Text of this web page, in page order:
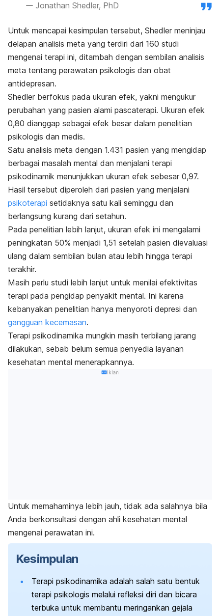
Jonathan Shedler, PhD
Untuk mencapai kesimpulan tersebut, Shedler meninjau
delapan analisis meta yang terdiri dari 160 studi
mengenai terapi ini, ditambah dengan sembilan analisis
meta tentang perawatan psikologis dan obat
antidepresan.
Shedler berfokus pada ukuran efek, yakni mengukur
perubahan yang pasien alami pascaterapi. Ukuran efek
0,80 dianggap sebagai efek besar dalam penelitian
psikologis dan medis.
Satu analisis meta dengan 1.431 pasien yang mengidap
berbagai masalah mental dan menjalani terapi
psikodinamik menunjukkan ukuran efek sebesar 0,97.
Hasil tersebut diperoleh dari pasien yang menjalani
psikoterapi setidaknya satu kali seminggu dan
berlangsung kurang dari setahun.
Pada penelitian lebih lanjut, ukuran efek ini mengalami
peningkatan 50% menjadi 1,51 setelah pasien dievaluasi
ulang dalam sembilan bulan atau lebih hingga terapi
terakhir.
Masih perlu studi lebih lanjut untuk menilai efektivitas
terapi pada pengidap penyakit mental. Ini karena
kebanyakan penelitian hanya menyoroti depresi dan
gangguan kecemasan.
Terapi psikodinamika mungkin masih terbilang jarang
dilakukan, sebab belum semua penyedia layanan
kesehatan mental menerapkannya.
Iklan
Untuk memahaminya lebih jauh, tidak ada salahnya bila
Anda berkonsultasi dengan ahli kesehatan mental
mengenai perawatan ini.
Kesimpulan
Terapi psikodinamika adalah salah satu bentuk
terapi psikologis melalui refleksi diri dan bicara
terbuka untuk membantu meringankan gejala